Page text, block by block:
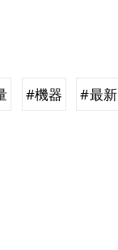
#機器 #最新